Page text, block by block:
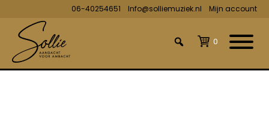
06-40254651 Info@solliemuziek.nl Mijn account
0